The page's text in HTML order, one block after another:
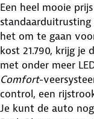
Een heel mooie
het om te gaan
kost 21.790, krijg je
met onder meer
Comfort-
control, een
Je kunt de auto